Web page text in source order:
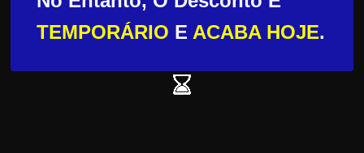
TEMPORÁRIO E ACABA HOJE.